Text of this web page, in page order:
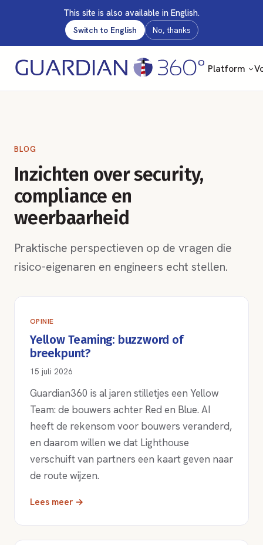
This site is also available in English.
Switch to English No, thanks
Platform
BLOG
Inzichten over security,
compliance en
weerbaarheid
Praktische perspectieven op de vragen die
risico-eigenaren en engineers echt stellen.
OPINIE
Yellow Teaming: buzzword of
breekpunt?
15 juli 2026
Guardian360 is al jaren stilletjes een Yellow
Team: de bouwers achter Red en Blue. AI
heeft de rekensom voor bouwers veranderd,
en daarom willen we dat Lighthouse
verschuift van partners een kaart geven naar
de route wijzen.
Lees meer →